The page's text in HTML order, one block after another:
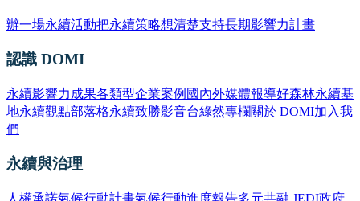
辦一場永續活動把永續策略想清楚支持長期影響力計畫
認識 DOMI
永續影響力成果各類型企業案例 國內外媒體報導好森林永續基
地永續觀點部落格永續致勝影音台綠然專欄關於 DOMI加入我
們
永續與治理
人權承諾氣候行動計畫氣候行動進度報告多元共融 JEDI政府